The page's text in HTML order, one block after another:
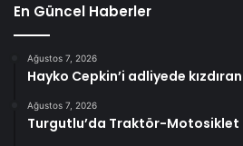
En Güncel Haberler
Ağustos 7, 2026
Hayko Cepkin’i adliyede kızdıran
Ağustos 7, 2026
Turgutlu’da Traktör-Motosiklet